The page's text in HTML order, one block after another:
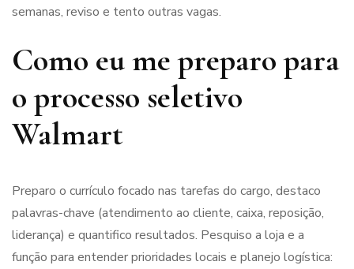
semanas, reviso e tento outras vagas.
Como eu me preparo para
o processo seletivo
Walmart
Preparo o currículo focado nas tarefas do cargo, destaco
palavras-chave (atendimento ao cliente, caixa, reposição,
liderança) e quantifico resultados. Pesquiso a loja e a
função para entender prioridades locais e planejo logística: